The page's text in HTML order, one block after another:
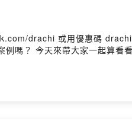
惠碼 drachi 就能獲得額外 4 個月 Surfshark 服
例嗎？ 今天來帶大家一起算